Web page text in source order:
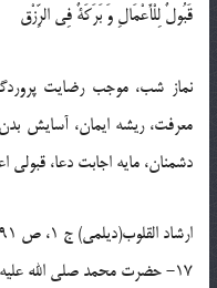
قَبُولٌ لِلْأَعْمَالِ وَ بَرَكَةٌ فِي الرِّزْق‏
نماز شب، موجب رضايت
معرفت، ريشه ايمان، آسايش
دشمنان، مايه اجابت دعا،
ارشاد القلوب(دیلمی) ج 1، ص 191
17- حضرت محمد صلی الله علیه و آله :